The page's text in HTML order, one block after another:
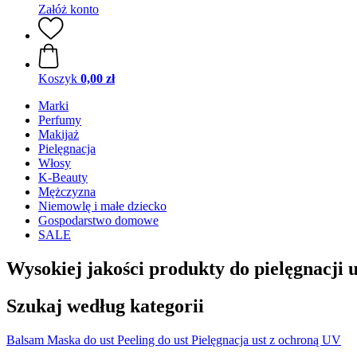
Załóż konto
Koszyk 0,00 zł
Marki
Perfumy
Makijaż
Pielęgnacja
Włosy
K-Beauty
Mężczyzna
Niemowlę i małe dziecko
Gospodarstwo domowe
SALE
Wysokiej jakości produkty do pielęgnacji
Szukaj według kategorii
Balsam Maska do ust Peeling do ust Pielęgnacja ust z ochroną UV